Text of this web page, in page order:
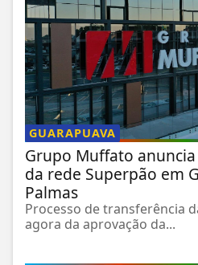
GUARAPUAVA
Grupo Muffato
da rede Superpão em
Palmas
Processo de transferência
agora da aprovação da...